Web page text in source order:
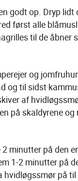
godt op. Dryp lidt
først alle
til de åbner
og
og til sidst
af
på skaldyrene og
minutter på den
1-2 minutter på
hvidløgssmør på til